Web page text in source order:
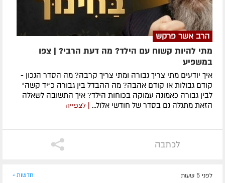
הרב אשר פרקש
מתי להיות קשוח עם הילד? מה דעת הרבי? | צפו
במשפיע
איך יודעים מתי צריך גבורה ומתי צריך קרבה? מה הסדר הנכון -
קודם גבולות או קודם אהבה? מה ההבדל בין גבורה כ"יד קשה"
לבין גבורה כאמונה עמוקה בכוחות הילד? איך התשובה לשאלה
הזאת מתגלה גם בסדר של חודשי אלול... | לצפייה
לכתבה
לפני 5 שעות חדשות »